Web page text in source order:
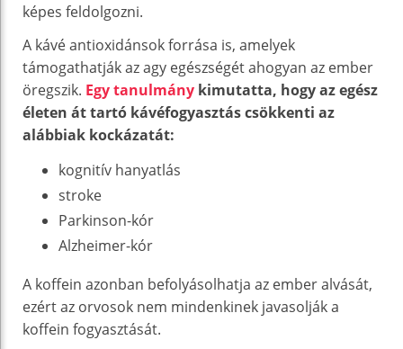
képes feldolgozni.
A kávé antioxidánsok forrása is, amelyek
támogathatják az agy egészségét ahogyan az ember
öregszik. Egy tanulmány kimutatta, hogy az egész
életen át tartó kávéfogyasztás csökkenti az
alábbiak kockázatát:
kognitív hanyatlás
stroke
Parkinson-kór
Alzheimer-kór
A koffein azonban befolyásolhatja az ember alvását,
ezért az orvosok nem mindenkinek javasolják a
koffein fogyasztását.